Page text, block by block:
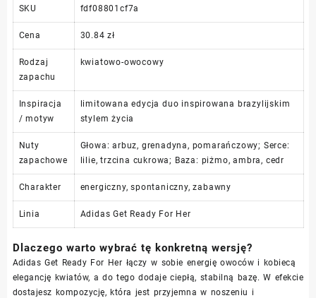
SKU fdf08801cf7a
Cena 30.84 zł
Rodzaj
zapachu
kwiatowo-owocowy
Inspiracja
/ motyw
limitowana edycja duo inspirowana brazylijskim
stylem życia
Nuty
zapachowe
Głowa: arbuz, grenadyna, pomarańczowy; Serce:
lilie, trzcina cukrowa; Baza: piżmo, ambra, cedr
Charakter energiczny, spontaniczny, zabawny
Linia Adidas Get Ready For Her
Dlaczego warto wybrać tę konkretną wersję?
Adidas Get Ready For Her łączy w sobie energię owoców i kobiecą
elegancję kwiatów, a do tego dodaje ciepłą, stabilną bazę. W efekcie
dostajesz kompozycję, która jest przyjemna w noszeniu i